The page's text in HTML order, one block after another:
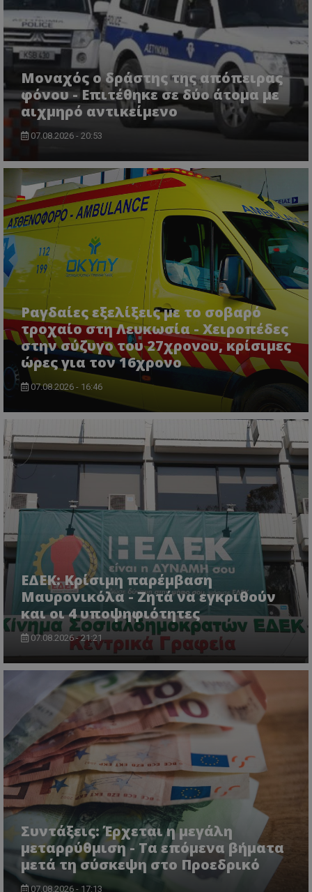
Μοναχός ο δράστης της απόπειρας
φόνου - Επιτέθηκε σε δύο άτομα με
αιχμηρό αντικείμενο
07.08.2026 - 20:53
Ραγδαίες εξελίξεις με το σοβαρό
τροχαίο στη Λευκωσία - Χειροπέδες
στην σύζυγο του 27χρονου, κρίσιμες
ώρες για τον 16χρονο
07.08.2026 - 16:46
ΕΔΕΚ: Κρίσιμη παρέμβαση
Μαυρονικόλα - Ζητά να εγκριθούν
και οι 4 υποψηφιότητες
07.08.2026 - 21:21
Συντάξεις: Έρχεται η μεγάλη
μεταρρύθμιση - Τα επόμενα βήματα
μετά τη σύσκεψη στο Προεδρικό
07.08.2026 - 17:13